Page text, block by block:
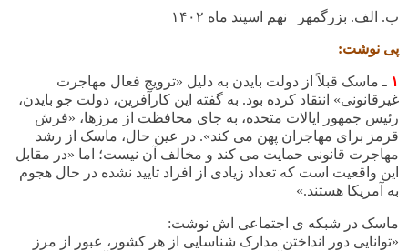
ب. الف. بزرگمهر نهم اسپند ماه ۱۴۰۲
پی نوشت:
۱ ـ ماسک قبلاً از دولت بایدن به دلیل «ترویج فعال مهاجرت
غیرقانونی» انتقاد کرده بود. به گفته این کارآفرین، دولت جو بایدن،
رئیس جمهور ایالات متحده، به جای محافظت از مرزها، «فرش
قرمز برای مهاجران پهن می کند». در عین حال، ماسک از رشد
مهاجرت قانونی حمایت می کند و مخالف آن نیست؛ اما «در مقابل
این واقعیت است که تعداد زیادی از افراد تایید نشده در حال هجوم
به آمریکا هستند.»
ماسک در شبکه ی اجتماعی اش نوشت:
«توانایی دور انداختن مدارک شناسایی از هر کشور، عبور از مرز